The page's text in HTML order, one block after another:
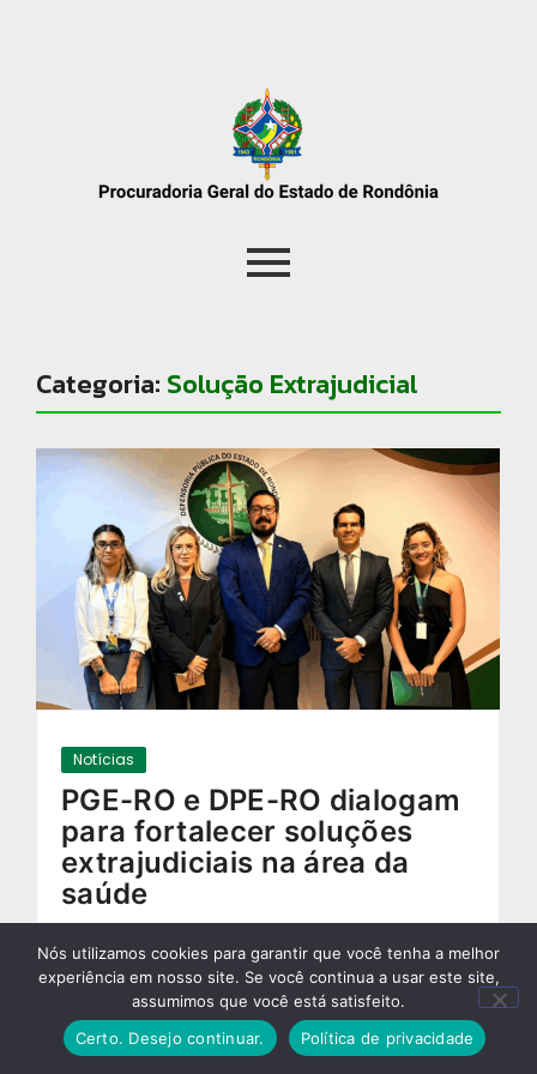
Categoria: Solução Extrajudicial
Notícias
PGE-RO e DPE-RO dialogam
para fortalecer soluções
extrajudiciais na área da
saúde
Nós utilizamos cookies para garantir que você tenha a melhor
experiência em nosso site. Se você continua a usar este site,
assumimos que você está satisfeito.
Certo. Desejo continuar.
Política de privacidade